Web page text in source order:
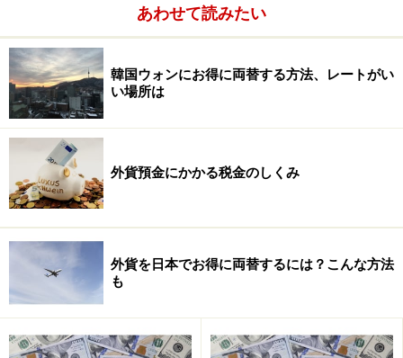
最新の情報や詳細については、必ず各金融機関やサービス提供者
あわせて読みたい
韓国ウォンにお得に両替する方法、レートがい
い場所は
外貨預金にかかる税金のしくみ
外貨を日本でお得に両替するには？こんな方法
も